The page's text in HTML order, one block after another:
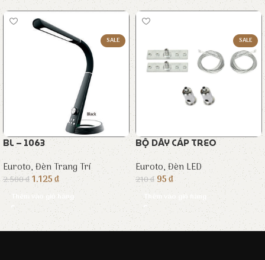
SALE
BL – 1063
Euroto, Đèn Trang Trí
2.500₫1.125₫
Thêm vào giỏ hàng
SALE
BỘ DÂY CÁP TREO
Euroto,Đèn LED
210₫ 95₫
Thêm vào giỏ hàng